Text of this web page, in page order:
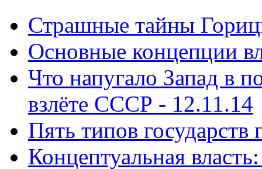
Страшные тайны
Основные концепции
Что напугало Запад в
взлёте СССР - 12.11.14
Пять типов
Концептуальная